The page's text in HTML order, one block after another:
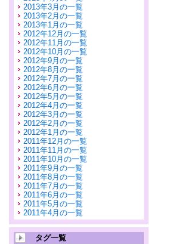
2013年3月の一覧
2013年2月の一覧
2013年1月の一覧
2012年12月の一覧
2012年11月の一覧
2012年10月の一覧
2012年9月の一覧
2012年8月の一覧
2012年7月の一覧
2012年6月の一覧
2012年5月の一覧
2012年4月の一覧
2012年3月の一覧
2012年2月の一覧
2012年1月の一覧
2011年12月の一覧
2011年11月の一覧
2011年10月の一覧
2011年9月の一覧
2011年8月の一覧
2011年7月の一覧
2011年6月の一覧
2011年5月の一覧
2011年4月の一覧
タグ一覧